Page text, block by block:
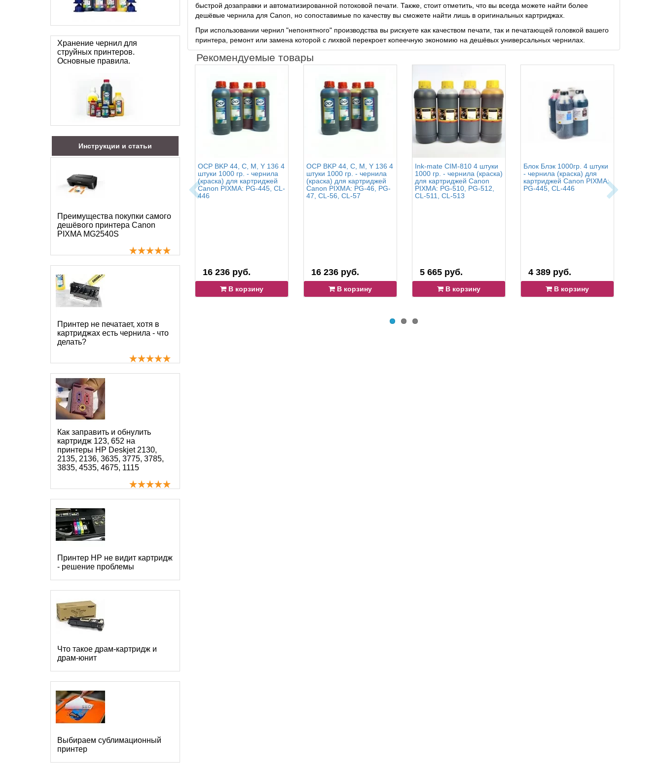
Хранение чернил для
струйных принтеров.
Основные правила.
Инструкции и статьи
Преимущества покупки самого
дешёвого принтера Canon
PIXMA MG2540S
Принтер не печатает, хотя в
картриджах есть чернила - что
делать?
Как заправить и обнулить
картридж 123, 652 на
принтеры HP Deskjet 2130,
2135, 2136, 3635, 3775, 3785,
3835, 4535, 4675, 1115
Принтер HP не видит картридж
- решение проблемы
Что такое драм-картридж и
драм-юнит
Выбираем сублимационный
принтер
быстрой дозаправки и автоматизированной потоковой печати. Также, стоит отметить, что вы всегда можете найти более
дешёвые чернила для Canon, но сопоставимые по качеству вы сможете найти лишь в оригинальных картриджах.
При использовании чернил "непонятного" производства вы рискуете как качеством печати, так и печатающей головкой вашего
принтера, ремонт или замена которой с лихвой перекроет копеечную экономию на дешёвых универсальных чернилах.
Рекомендуемые товары
OCP BKP 44, C, M, Y 136 4
штуки 1000 гр. - чернила
(краска) для картриджей
Canon PIXMA: PG-445, CL-
446
16 236 руб.
В корзину
OCP BKP 44, C, M, Y 136 4
штуки 1000 гр. - чернила
(краска) для картриджей
Canon PIXMA: PG-46, PG-
47, CL-56, CL-57
16 236 руб.
В корзину
Ink-mate CIM-810 4 штуки
1000 гр. - чернила (краска)
для картриджей Canon
PIXMA: PG-510, PG-512,
CL-511, CL-513
5 665 руб.
В корзину
Блок Блэк 1000гр. 4 штуки
- чернила (краска) для
картриджей Canon PIXMA:
PG-445, CL-446
4 389 руб.
В корзину